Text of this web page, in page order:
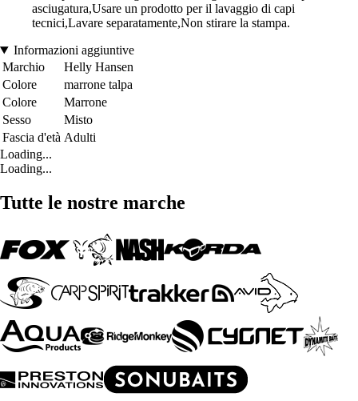
asciugatura,Usare un prodotto per il lavaggio di capi
tecnici,Lavare separatamente,Non stirare la stampa.
Informazioni aggiuntive
Marchio
Helly Hansen
Colore
marrone talpa
Colore
Marrone
Sesso
Misto
Fascia d'età Adulti
Loading...
Loading...
Tutte le nostre marche